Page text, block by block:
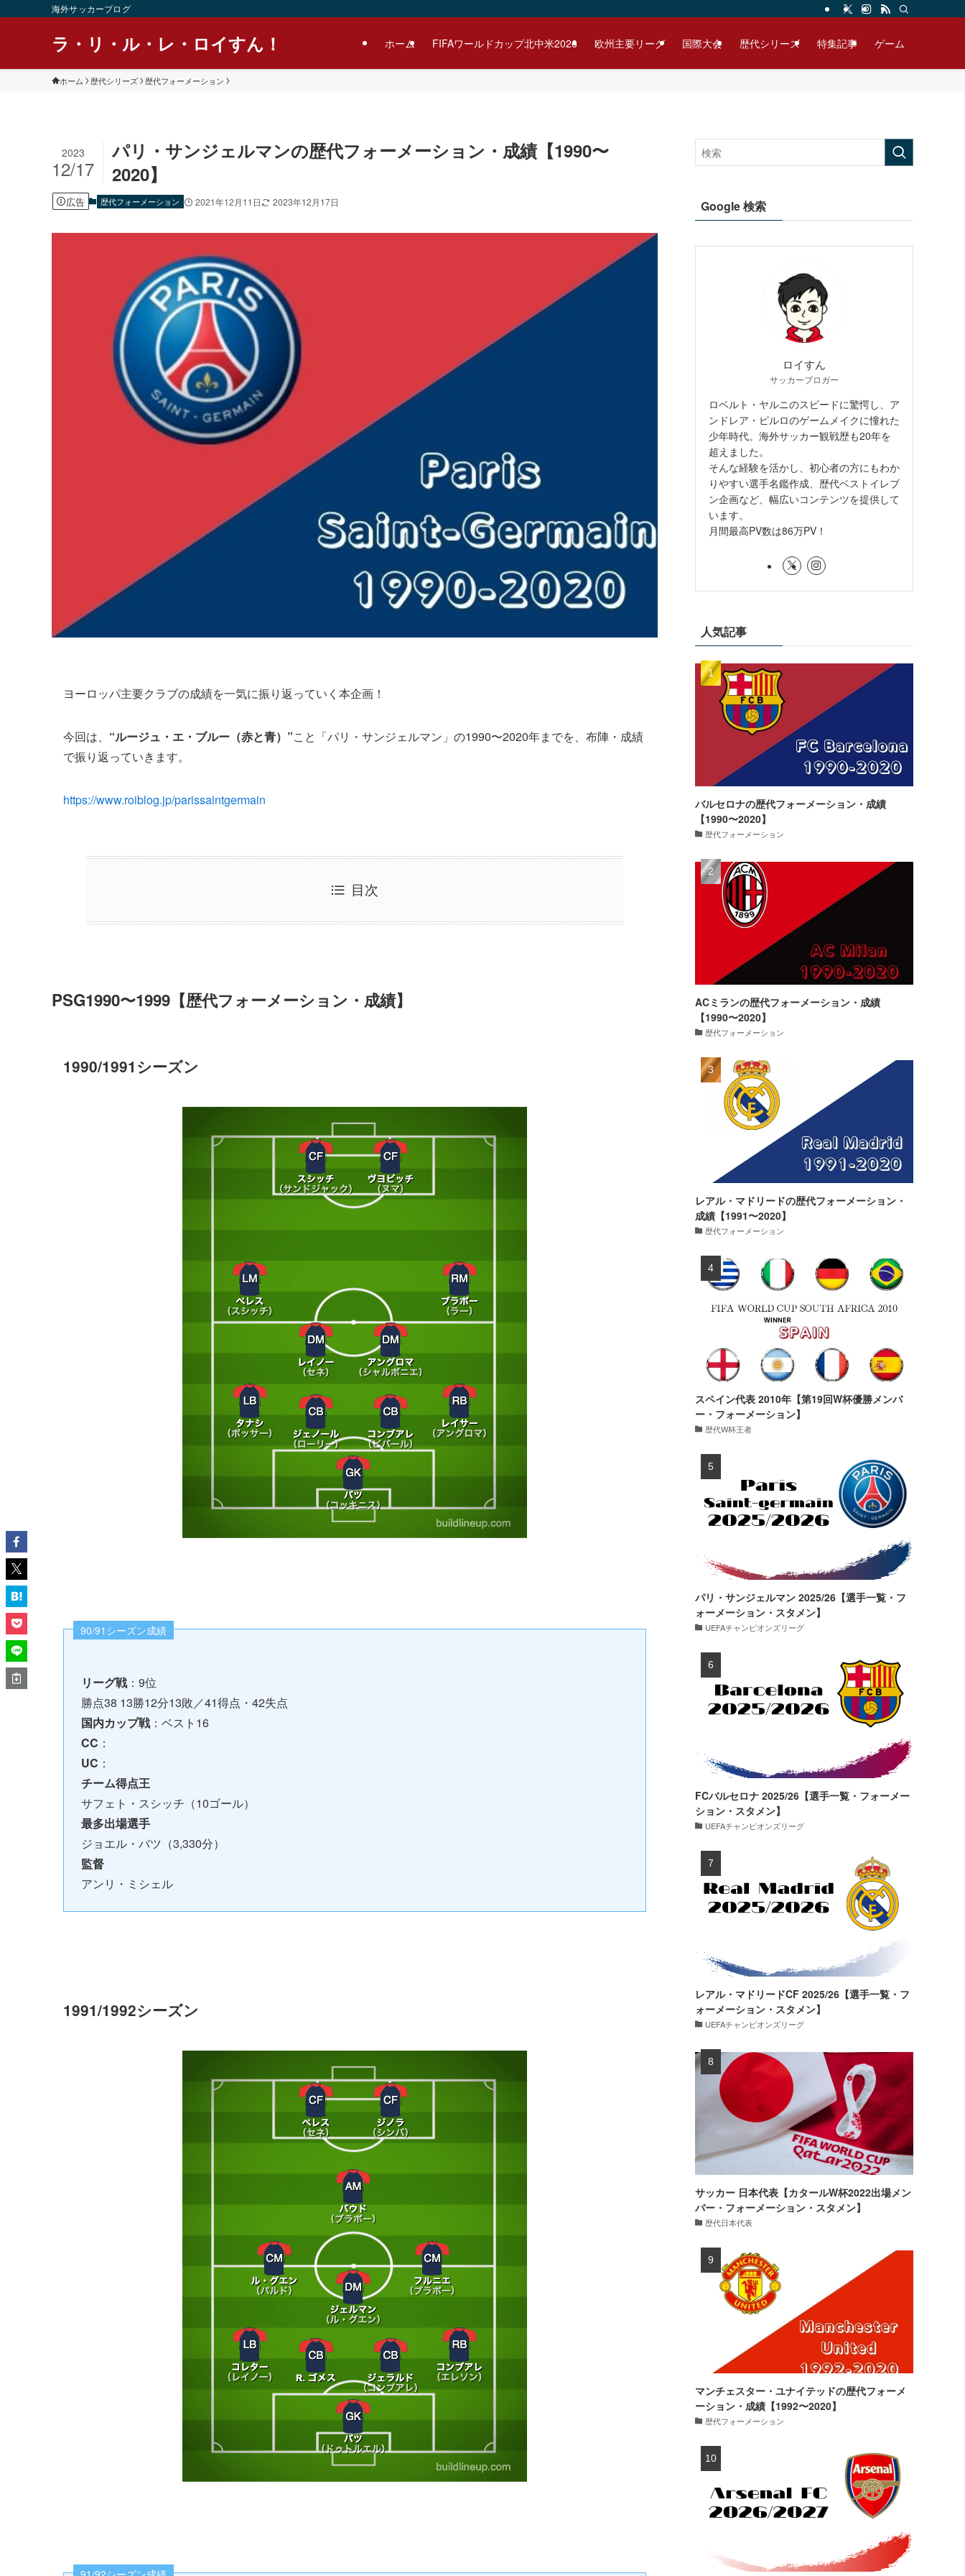
海外サッカーブログ
ラ・リ・ル・レ・ロイすん！ ホーム FIFAワールドカップ北中米2026 欧州主要リーグ 国際大会 歴代シリーズ 特集記事 ゲーム
ホーム 歴代シリーズ 歴代フォーメーション
パリ・サンジェルマンの歴代フォーメーション・成績【1990〜
2020】
2023
12/17
広告 歴代フォーメーション 2021年12月11日 2023年12月17日
ヨーロッパ主要クラブの成績を一気に振り返っていく本企画！
今回は、 “ルージュ・エ・ブルー（赤と青）”こと 「パリ・サンジェルマン」 の1990〜2020年までを、布陣・成績
で振り返っていきます。
https://www.roiblog.jp/parissaintgermain
目次
PSG1990〜1999【歴代フォーメーション・成績】
1990/1991シーズン
90/91シーズン成績
リーグ戦：9位
勝点38 13勝12分13敗／41得点・42失点
国内カップ戦：ベスト16
CC ：
UC ：
チーム得点王
サフェト・スシッチ（10ゴール）
最多出場選手
ジョエル・バツ（3,330分）
監督
アンリ・ミシェル
1991/1992シーズン
Google 検索
ロイすん
サッカーブロガー
ロベルト・ヤルニのスピードに驚愕し、ア
ンドレア・ピルロのゲームメイクに憧れた
少年時代。海外サッカー観戦歴も20年を
超えました。
そんな経験を活かし、初心者の方にもわか
りやすい選手名鑑作成、歴代ベストイレブ
ン企画など、幅広いコンテンツを提供して
います。
月間最高PV数は86万PV！
人気記事
バルセロナの歴代フォーメーション・成績
【1990〜2020】
歴代フォーメーション
ACミランの歴代フォーメーション・成績
【1990〜2020】
歴代フォーメーション
レアル・マドリードの歴代フォーメーション・
成績【1991〜2020】
歴代フォーメーション
スペイン代表 2010年【第19回W杯優勝メンバ
ー・フォーメーション】
歴代W杯王者
パリ・サンジェルマン 2025/26【選手一覧・フ
ォーメーション・スタメン】
UEFAチャンピオンズリーグ
FCバルセロナ 2025/26【選手一覧・フォーメー
ション・スタメン】
UEFAチャンピオンズリーグ
レアル・マドリードCF 2025/26【選手一覧・フ
ォーメーション・スタメン】
UEFAチャンピオンズリーグ
サッカー 日本代表【カタールW杯2022出場メン
バー・フォーメーション・スタメン】
歴代日本代表
マンチェスター・ユナイテッドの歴代フォーメ
ーション・成績【1992〜2020】
歴代フォーメーション